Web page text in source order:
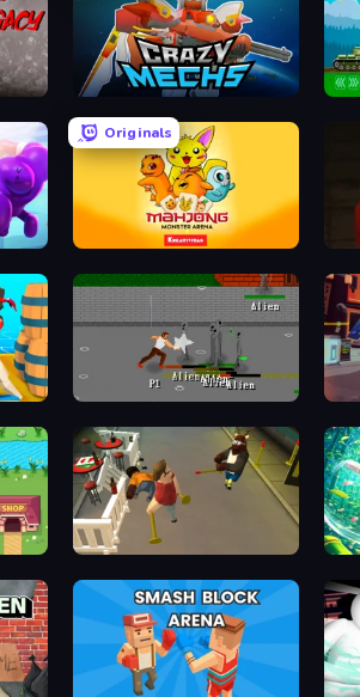
Crazy Mechs
Originals
Mahjong Monster Arena
Royal City Clashers 3
Drunk-Fu: Wasted Masters